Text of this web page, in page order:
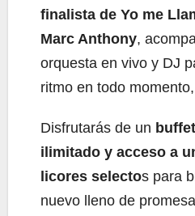
finalista de Yo me
Marc Anthony,
orquesta en vivo y DJ
ritmo en todo
Disfrutarás de un
ilimitado y acceso a
licores selectos para
nuevo lleno de